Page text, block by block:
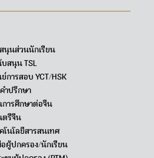
นุนส่วนนักเรียน
สนุน TSL
การสอบ YCT/HSK
ำปรึกษา
ารศึกษาต่อจีน
รีจีน
โนโลยีสารสนเทศ
ผู้ปกครอง/นักเรียน